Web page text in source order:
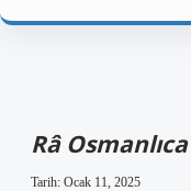
Râ
Tarih: Ocak 11, 2025